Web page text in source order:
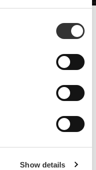
Show details
dig med at udskyde